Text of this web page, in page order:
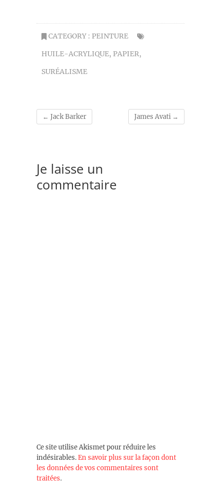
CATEGORY : PEINTURE
HUILE-ACRYLIQUE, PAPIER,
SURÉALISME
← Jack Barker James Avati →
Je laisse un
commentaire
Ce site utilise Akismet pour réduire les
indésirables.En savoir plus sur la façon dont
les données de vos commentaires sont
traitées.